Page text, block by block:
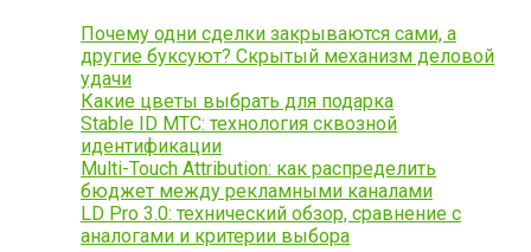
Почему одни сделки закрываются сами, а
другие буксуют? Скрытый механизм деловой
удачи
Какие цветы выбрать для подарка
Stable ID МТС: технология сквозной
идентификации
Multi-Touch Attribution: как распределить
бюджет между рекламными каналами
LD Pro 3.0: технический обзор, сравнение с
аналогами и критерии выбора